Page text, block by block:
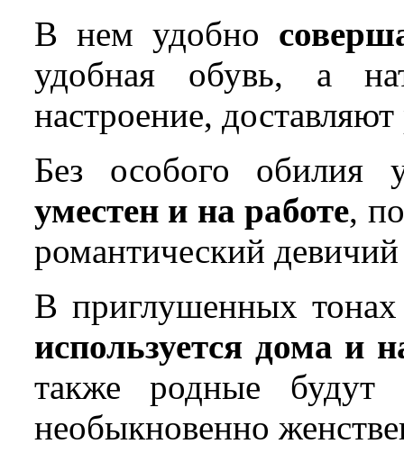
В нем удобно
удобная обувь, а
настроение,
Без особого обилия
уместен и на работе,
романтический девичий
В приглушенных тонах
используется дома и
также родные
необыкновенно